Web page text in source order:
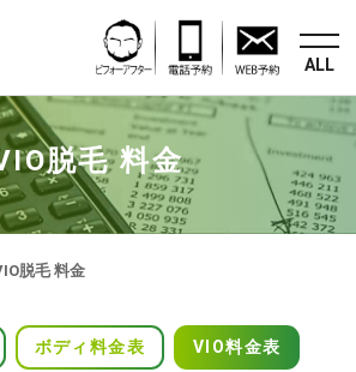
脱毛 料金
脱毛 料金
ボディ 料金表 VIO料金表
ALL